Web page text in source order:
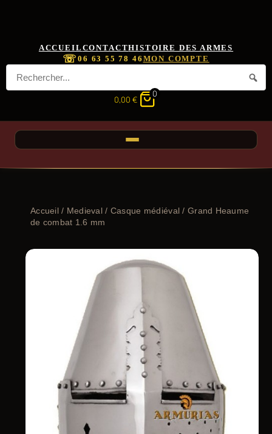
ACCUEIL CONTACTHISTOIRE DES ARMES
☏06 63 55 78 46 MON COMPTE
0,00 €
0
Accueil/ Medieval / Casque médiéval / Grand Heaume
de combat 1.6 mm